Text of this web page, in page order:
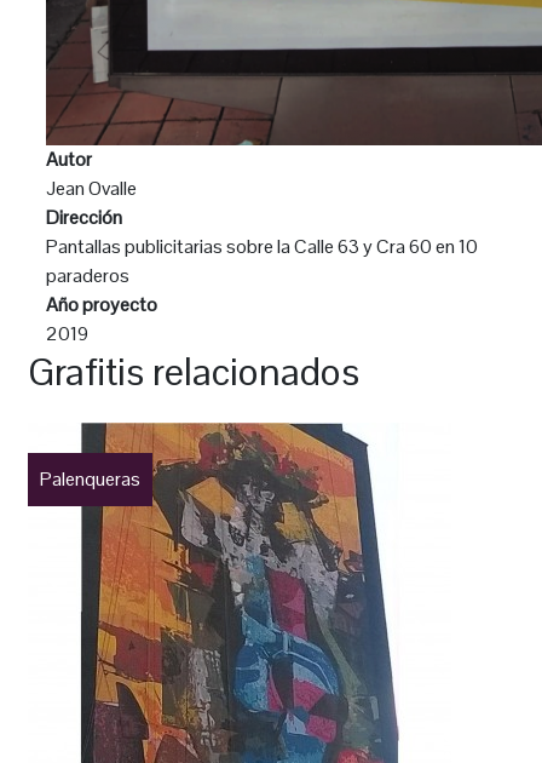
Autor
Jean Ovalle
Dirección
Pantallas publicitarias sobre la Calle 63 y Cra 60 en 10
paraderos
Año proyecto
2019
Grafitis relacionados
Palenqueras